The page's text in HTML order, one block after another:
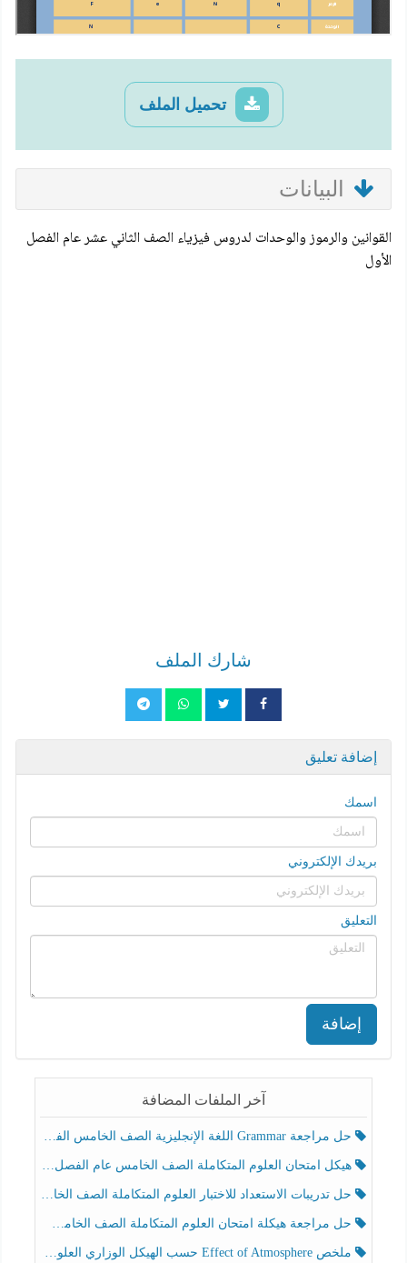
تحميل الملف
البيانات
القوانين والرموز والوحدات لدروس فيزياء الصف الثاني عشر عام الفصل
الأول
شارك الملف
إضافة تعليق
اسمك
بريدك الإلكتروني
التعليق
إضافة
آخر الملفات المضافة
حل مراجعة Grammar اللغة الإنجليزية الصف الخامس الفصل الثالث
هيكل امتحان العلوم المتكاملة الصف الخامس عام الفصل الدراسي الثالث 2025-2026
حل تدريبات الاستعداد للاختبار العلوم المتكاملة الصف الخامس عام الفصل الثالث
حل مراجعة هيكلة امتحان العلوم المتكاملة الصف الخامس انسبير الفصل الثالث
ملخص Effect of Atmosphere حسب الهيكل الوزاري العلوم المتكاملة الصف الخامس انسبير الفصل الثالث